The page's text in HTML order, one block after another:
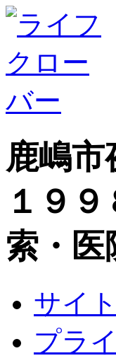
鹿嶋市
１９
索・医
サイ
プラ